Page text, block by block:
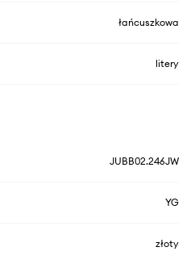
łańcuszkowa
litery
JUBB02.246JW
YG
złoty